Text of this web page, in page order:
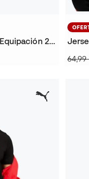
Jersey Ac Milan Tercera Equipación 2025-2026 Niño
64,99